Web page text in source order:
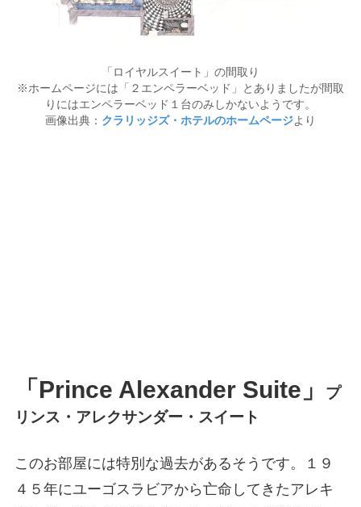
「ロイヤルスイート」の間取り
※ホームページには「２エンペラーベッド」とありましたが間取
りにはエンペラーベッド１台のみしかないようです。
画像出典： クラリッジズ・ホテルのホームページより
「Prince Alexander Suite」
プ
リンス・アレクサンダー・スイート
このお部屋には特別な過去があるそうです。１９
４５年にユーゴスラビアから亡命してきたアレキ